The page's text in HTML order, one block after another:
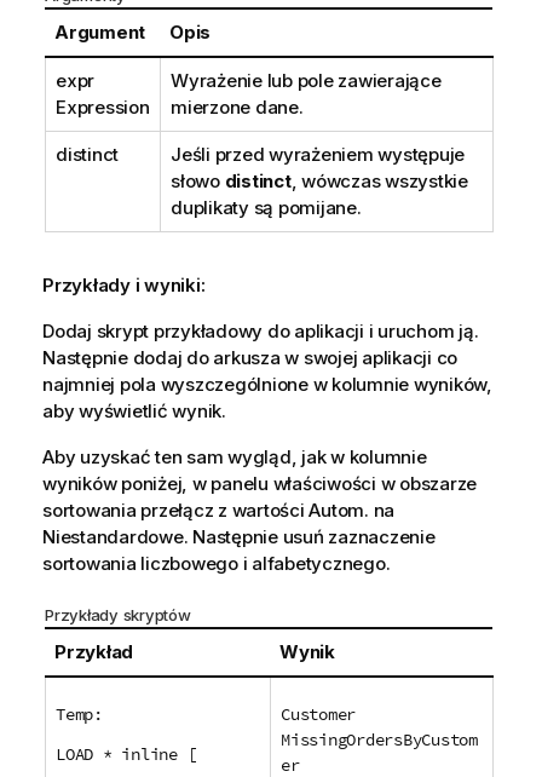
Argument Opis
expr
Expression
Wyrażenie lub pole zawierające
mierzone dane.
distinct
Jeśli przed wyrażeniem występuje
słowo distinct, wówczas wszystkie
duplikaty są pomijane.
Przykłady i wyniki:
Dodaj skrypt przykładowy do aplikacji i uruchom ją.
Następnie dodaj do arkusza w swojej aplikacji co
najmniej pola wyszczególnione w kolumnie wyników,
aby wyświetlić wynik.
Aby uzyskać ten sam wygląd, jak w kolumnie
wyników poniżej, w panelu właściwości w obszarze
sortowania przełącz z wartości Autom. na
Niestandardowe. Następnie usuń zaznaczenie
sortowania liczbowego i alfabetycznego.
Przykłady skryptów
Przykład Wynik
Temp:
LOAD * inline [
Customer
MissingOrdersByCustom
er